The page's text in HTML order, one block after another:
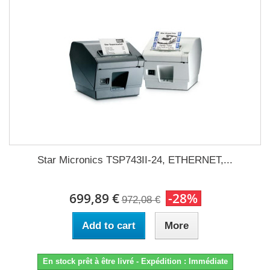
Star Micronics TSP743II-24, ETHERNET,...
699,89 € 972,08 € -28%
Add to cart More
En stock prêt à être livré - Expédition : Immédiate